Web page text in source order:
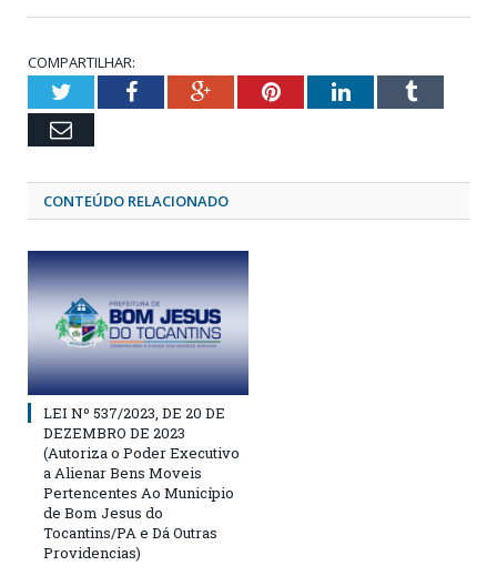
COMPARTILHAR:
TwitterFacebookGoogle+PinterestLinkedInTumblr
Email
CONTEÚDO RELACIONADO
LEI Nº 537/2023, DE 20 DE
DEZEMBRO DE 2023
(Autoriza o Poder Executivo
a Alienar Bens Moveis
Pertencentes Ao Município
de Bom Jesus do
Tocantins/PA e Dá Outras
Providencias)